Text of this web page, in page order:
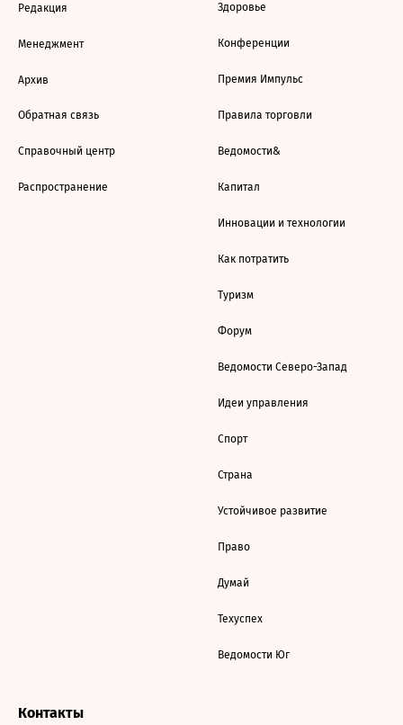
Редакция
Менеджмент
Архив
Обратная связь
Справочный центр
Распространение
Здоровье
Конференции
Премия Импульс
Правила торговли
Ведомости&
Капитал
Инновации и технологии
Как потратить
Туризм
Форум
Ведомости Северо-Запад
Идеи управления
Спорт
Страна
Устойчивое развитие
Право
Думай
Техуспех
Ведомости Юг
Контакты